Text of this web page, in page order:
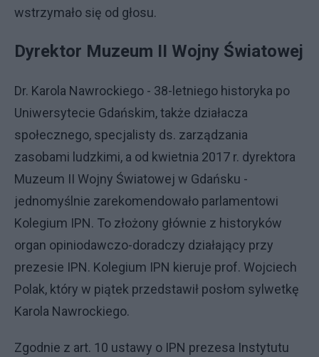
wstrzymało się od głosu.
Dyrektor Muzeum II Wojny Światowej
Dr. Karola Nawrockiego - 38-letniego historyka po
Uniwersytecie Gdańskim, także działacza
społecznego, specjalisty ds. zarządzania
zasobami ludzkimi, a od kwietnia 2017 r. dyrektora
Muzeum II Wojny Światowej w Gdańsku -
jednomyślnie zarekomendowało parlamentowi
Kolegium IPN. To złożony głównie z historyków
organ opiniodawczo-doradczy działający przy
prezesie IPN. Kolegium IPN kieruje prof. Wojciech
Polak, który w piątek przedstawił posłom sylwetkę
Karola Nawrockiego.
Zgodnie z art. 10 ustawy o IPN prezesa Instytutu